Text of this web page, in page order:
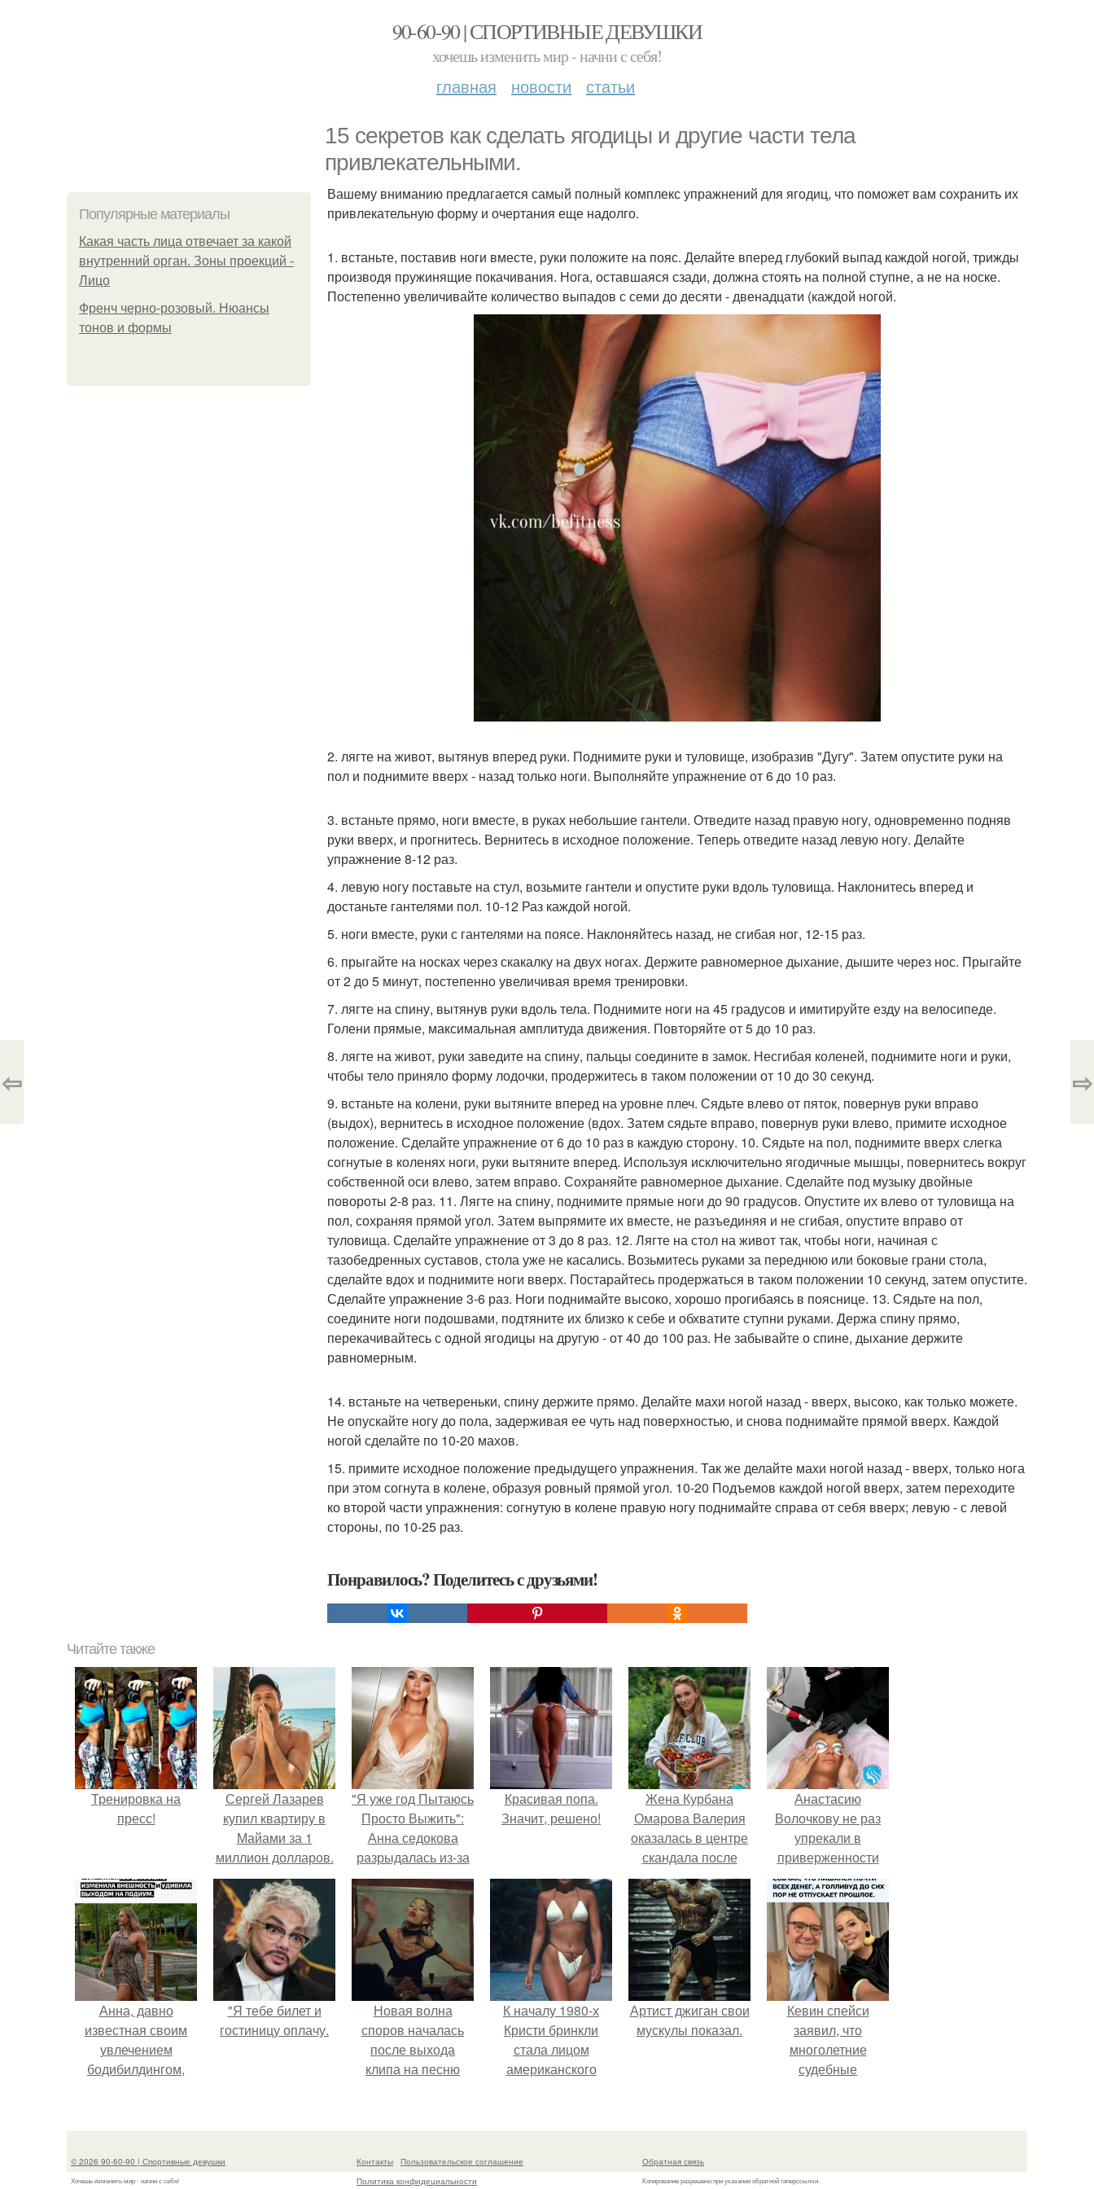
90-60-90 | СПОРТИВНЫЕ ДЕВУШКИ
хочешь изменить мир - начни с себя!
главная новости статьи
15 секретов как сделать ягодицы и другие части тела
привлекательными.
Популярные материалы
Какая часть лица отвечает за какой
внутренний орган. Зоны проекций -
Лицо
Френч черно-розовый. Нюансы
тонов и формы
Вашему вниманию предлагается самый полный комплекс упражнений для ягодиц, что поможет вам сохранить их
привлекательную форму и очертания еще надолго.
1. встаньте, поставив ноги вместе, руки положите на пояс. Делайте вперед глубокий выпад каждой ногой, трижды
производя пружинящие покачивания. Нога, оставшаяся сзади, должна стоять на полной ступне, а не на носке.
Постепенно увеличивайте количество выпадов с семи до десяти - двенадцати (каждой ногой.
2. лягте на живот, вытянув вперед руки. Поднимите руки и туловище, изобразив "Дугу". Затем опустите руки на
пол и поднимите вверх - назад только ноги. Выполняйте упражнение от 6 до 10 раз.
3. встаньте прямо, ноги вместе, в руках небольшие гантели. Отведите назад правую ногу, одновременно подняв
руки вверх, и прогнитесь. Вернитесь в исходное положение. Теперь отведите назад левую ногу. Делайте
упражнение 8-12 раз.
4. левую ногу поставьте на стул, возьмите гантели и опустите руки вдоль туловища. Наклонитесь вперед и
достаньте гантелями пол. 10-12 Раз каждой ногой.
5. ноги вместе, руки с гантелями на поясе. Наклоняйтесь назад, не сгибая ног, 12-15 раз.
6. прыгайте на носках через скакалку на двух ногах. Держите равномерное дыхание, дышите через нос. Прыгайте
от 2 до 5 минут, постепенно увеличивая время тренировки.
7. лягте на спину, вытянув руки вдоль тела. Поднимите ноги на 45 градусов и имитируйте езду на велосипеде.
Голени прямые, максимальная амплитуда движения. Повторяйте от 5 до 10 раз.
8. лягте на живот, руки заведите на спину, пальцы соедините в замок. Несгибая коленей, поднимите ноги и руки,
чтобы тело приняло форму лодочки, продержитесь в таком положении от 10 до 30 секунд.
9. встаньте на колени, руки вытяните вперед на уровне плеч. Сядьте влево от пяток, повернув руки вправо
(выдох), вернитесь в исходное положение (вдох. Затем сядьте вправо, повернув руки влево, примите исходное
положение. Сделайте упражнение от 6 до 10 раз в каждую сторону. 10. Сядьте на пол, поднимите вверх слегка
согнутые в коленях ноги, руки вытяните вперед. Используя исключительно ягодичные мышцы, повернитесь вокруг
собственной оси влево, затем вправо. Сохраняйте равномерное дыхание. Сделайте под музыку двойные
повороты 2-8 раз. 11. Лягте на спину, поднимите прямые ноги до 90 градусов. Опустите их влево от туловища на
пол, сохраняя прямой угол. Затем выпрямите их вместе, не разъединяя и не сгибая, опустите вправо от
туловища. Сделайте упражнение от 3 до 8 раз. 12. Лягте на стол на живот так, чтобы ноги, начиная с
тазобедренных суставов, стола уже не касались. Возьмитесь руками за переднюю или боковые грани стола,
сделайте вдох и поднимите ноги вверх. Постарайтесь продержаться в таком положении 10 секунд, затем опустите.
Сделайте упражнение 3-6 раз. Ноги поднимайте высоко, хорошо прогибаясь в пояснице. 13. Сядьте на пол,
соедините ноги подошвами, подтяните их близко к себе и обхватите ступни руками. Держа спину прямо,
перекачивайтесь с одной ягодицы на другую - от 40 до 100 раз. Не забывайте о спине, дыхание держите
равномерным.
14. встаньте на четвереньки, спину держите прямо. Делайте махи ногой назад - вверх, высоко, как только можете.
Не опускайте ногу до пола, задерживая ее чуть над поверхностью, и снова поднимайте прямой вверх. Каждой
ногой сделайте по 10-20 махов.
15. примите исходное положение предыдущего упражнения. Так же делайте махи ногой назад - вверх, только нога
при этом согнута в колене, образуя ровный прямой угол. 10-20 Подъемов каждой ногой вверх, затем переходите
ко второй части упражнения: согнутую в колене правую ногу поднимайте справа от себя вверх; левую - с левой
стороны, по 10-25 раз.
Понравилось? Поделитесь с друзьями!
⇦ ⇨
Читайте также
Тренировка на
пресс!
Сергей Лазарев
купил квартиру в
Майами за 1
миллион долларов.
"Я уже год Пытаюсь
Просто Выжить":
Анна седокова
разрыдалась из-за
жесткой травли и
проклятий в сети.
Красивая попа.
Значит, решено!
Жена Курбана
Омарова Валерия
оказалась в центре
скандала после
визита блогера
Марины ильиной в
её
косметологическую
клинику.
Анастасию
Волочкову не раз
упрекали в
приверженности
устаревшим бьюти -
процедурам.
Анна, давно
известная своим
увлечением
бодибилдингом,
в роли модели.
"Я тебе билет и
гостиницу оплачу.
Новая волна
споров началась
после выхода
клипа на песню
К началу 1980-х
Кристи бринкли
стала лицом
американского
воплощением
привлекательности.
Артист джиган свои
мускулы показал.
Кевин спейси
заявил, что
многолетние
судебные
уничтожили его
© 2026 90-60-90 | Спортивные девушки
Хочешь изменить мир - начни с себя!
Контакты
Пользовательское соглашение
Политика конфидециальности
Обратная связь
Копирование разрешено при указании обратной гиперссылки.